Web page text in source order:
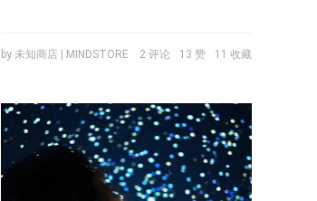
by 未知商店 | MINDSTORE 2 评论 13 赞 11 收藏